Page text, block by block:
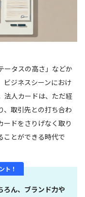
ータスの高さ」などか
ビジネスシーンにおけ
法人カードは、ただ経
、取引先との打ち合わ
ードをさりげなく取り
ことができる時代で
ト！
ろん、ブランド力や